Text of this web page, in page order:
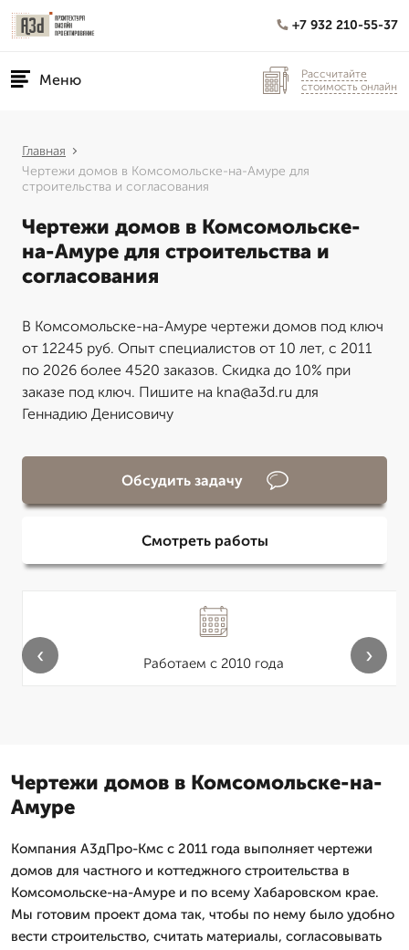
+7 932 210-55-37
Меню
Рассчитайте
стоимость онлайн
Главная
Чертежи домов в Комсомольске-на-Амуре для
строительства и согласования
Чертежи домов в Комсомольске-
на-Амуре для строительства и
согласования
В Комсомольске-на-Амуре чертежи домов под ключ
от 12245 руб. Опыт специалистов от 10 лет, с 2011
по 2026 более 4520 заказов. Скидка до 10% при
заказе под ключ. Пишите на kna@a3d.ru для
Геннадию Денисовичу
Обсудить задачу
Смотреть работы
Работаем с 2010 года
‹ ›
Чертежи домов в Комсомольске-на-
Амуре
Компания А3дПро-Кмс с 2011 года выполняет чертежи
домов для частного и коттеджного строительства в
Комсомольске-на-Амуре и по всему Хабаровском крае.
Мы готовим проект дома так, чтобы по нему было удобно
вести строительство, считать материалы, согласовывать